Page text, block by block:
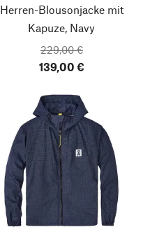
Herren-Blousonjacke mit
Kapuze, Navy
229,00 €
139,00 €